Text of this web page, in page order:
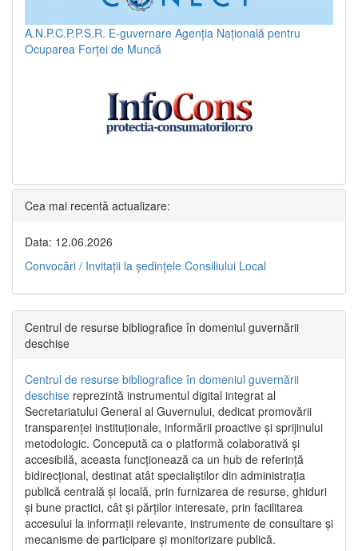
A.N.P.C.P.P.S.R. E-guvernare Agenția Națională pentru
Ocuparea Forței de Muncă
Cea mai recentă actualizare:
Data: 12.06.2026
Convocări / Invitaţii la şedinţele Consiliului Local
Centrul de resurse bibliografice în domeniul guvernării
deschise
Centrul de resurse bibliografice în domeniul guvernării
deschise reprezintă instrumentul digital integrat al
Secretariatului General al Guvernului, dedicat promovării
transparenței instituționale, informării proactive și sprijinului
metodologic. Concepută ca o platformă colaborativă și
accesibilă, aceasta funcționează ca un hub de referință
bidirecțional, destinat atât specialiștilor din administrația
publică centrală și locală, prin furnizarea de resurse, ghiduri
și bune practici, cât și părților interesate, prin facilitarea
accesului la informații relevante, instrumente de consultare și
mecanisme de participare și monitorizare publică.